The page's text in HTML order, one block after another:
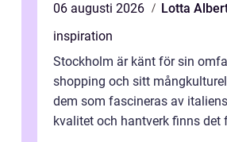
06 augusti 2026
Lotta
inspiration
Stockholm är känt för sin
shopping och sitt
dem som fascineras av
kvalitet och hantverk finns det